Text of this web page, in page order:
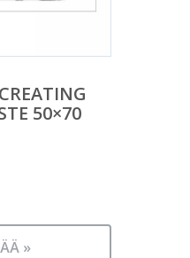
50×70
»